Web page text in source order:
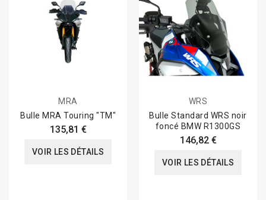
MRA
Bulle MRA Touring "TM"
135,81 €
VOIR LES DÉTAILS
WRS
Bulle Standard WRS noir
foncé BMW R1300GS
146,82 €
VOIR LES DÉTAILS